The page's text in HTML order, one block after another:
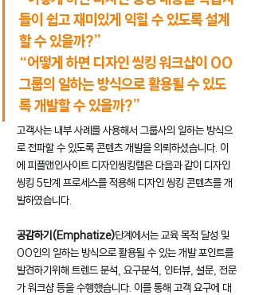
들이 쉽고 재미있게 익힐 수 있도록 설계
할 수 있을까?”
“어떻게 하면 디자인 씽킹 워크샵이 OO
그룹의 일하는 방식으로 활용될 수 있도
록 개발할 수 있을까?”
고객사는 내부 사례를 사용해서 그룹사의 일하는 방식으
로 전파할 수 있도록 콘텐츠 개발을 의뢰하셨습니다. 이
에 피플앤인사이트 디자인씽킹랩은 다음과 같이 디자인
씽킹 5단계 프로세스를 적용해 디자인 씽킹 콘텐츠를 개
발하였습니다.
공감하기(Emphatize)단계에서는 교육 목적 달성 및
OO인의 일하는 방식으로 활용될 수 있는 개발 포인트를
발견하기위해 트렌드 분석, 요구분석, 인터뷰, 설문, 전문
가 워크샵 등을 수행했습니다. 이를 통해 고객 요구에 대